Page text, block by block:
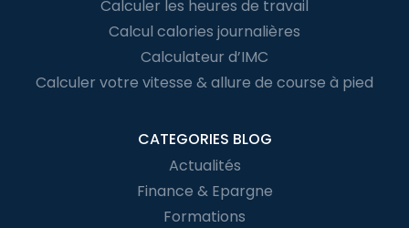
Calculer les heures de travail
Calcul calories journalières
Calculateur d’IMC
Calculer votre vitesse & allure de course à pied
CATEGORIES BLOG
Actualités
Finance & Epargne
Formations